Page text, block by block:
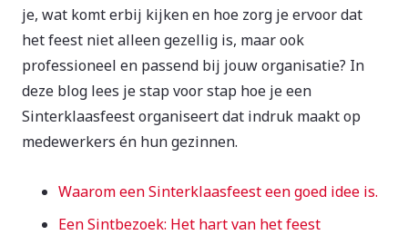
je, wat komt erbij kijken en hoe zorg je ervoor dat
het feest niet alleen gezellig is, maar ook
professioneel en passend bij jouw organisatie? In
deze blog lees je stap voor stap hoe je een
Sinterklaasfeest organiseert dat indruk maakt op
medewerkers én hun gezinnen.
Waarom een Sinterklaasfeest een goed idee is.
Een Sintbezoek: Het hart van het feest